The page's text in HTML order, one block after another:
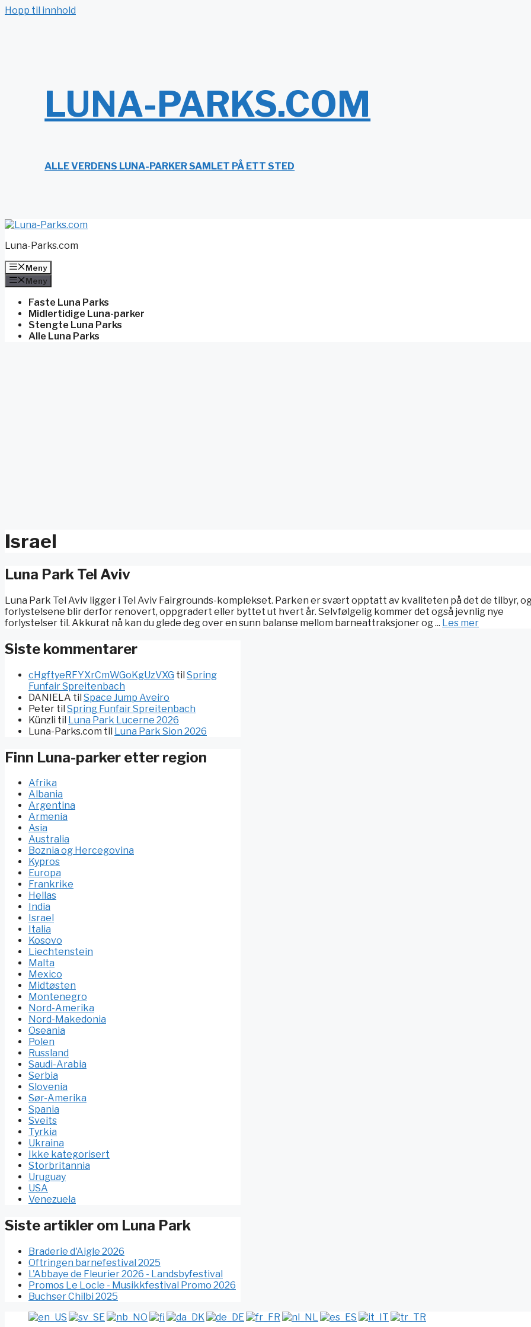
Hopp til innhold
LUNA-PARKS.COM
ALLE VERDENS LUNA-PARKER SAMLET PÅ ETT STED
Luna-Parks.com
Meny
Meny
Faste Luna Parks
Midlertidige Luna-parker
Stengte Luna Parks
Alle Luna Parks
Israel
Luna Park Tel Aviv
Luna Park Tel Aviv ligger i Tel Aviv Fairgrounds-komplekset. Parken er svært opptatt av kvaliteten på det de tilbyr,
forlystelsene blir derfor renovert, oppgradert eller byttet ut hvert år. Selvfølgelig kommer det også jevnlig nye
forlystelser til. Akkurat nå kan du glede deg over en sunn balanse mellom barneattraksjoner og ... Les mer
Siste kommentarer
cHgftyeRFYXrCmWGoKgUzVXG til Spring
Funfair Spreitenbach
DANIELA til Space Jump Aveiro
Peter til Spring Funfair Spreitenbach
Künzli til Luna Park Lucerne 2026
Luna-Parks.com til Luna Park Sion 2026
Finn Luna-parker etter region
Afrika
Albania
Argentina
Armenia
Asia
Australia
Boznia og Hercegovina
Kypros
Europa
Frankrike
Hellas
India
Israel
Italia
Kosovo
Liechtenstein
Malta
Mexico
Midtøsten
Montenegro
Nord-Amerika
Nord-Makedonia
Oseania
Polen
Russland
Saudi-Arabia
Serbia
Slovenia
Sør-Amerika
Spania
Sveits
Tyrkia
Ukraina
Ikke kategorisert
Storbritannia
Uruguay
USA
Venezuela
Siste artikler om Luna Park
Braderie d'Aigle 2026
Oftringen barnefestival 2025
L'Abbaye de Fleurier 2026 - Landsbyfestival
Promos Le Locle - Musikkfestival Promo 2026
Buchser Chilbi 2025